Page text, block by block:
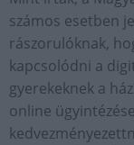
számos esetben
rászorulóknak,
kapcsolódni a
gyerekeknek a
online